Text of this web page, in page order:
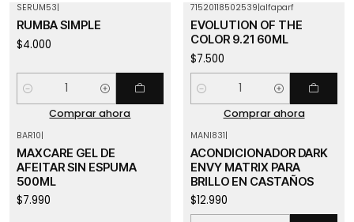
SERUM53|
RUMBA SIMPLE
$4.000
Cantidad
Comprar ahora
71520118502539|alfaparf
EVOLUTION OF THE
COLOR 9.21 60ML
$7.500
Cantidad
Comprar ahora
BAR10|
MAXCARE GEL DE
AFEITAR SIN ESPUMA
500ML
$7.990
MANI831|
ACONDICIONADOR DARK
ENVY MATRIX PARA
BRILLO EN CASTAÑOS
$12.990